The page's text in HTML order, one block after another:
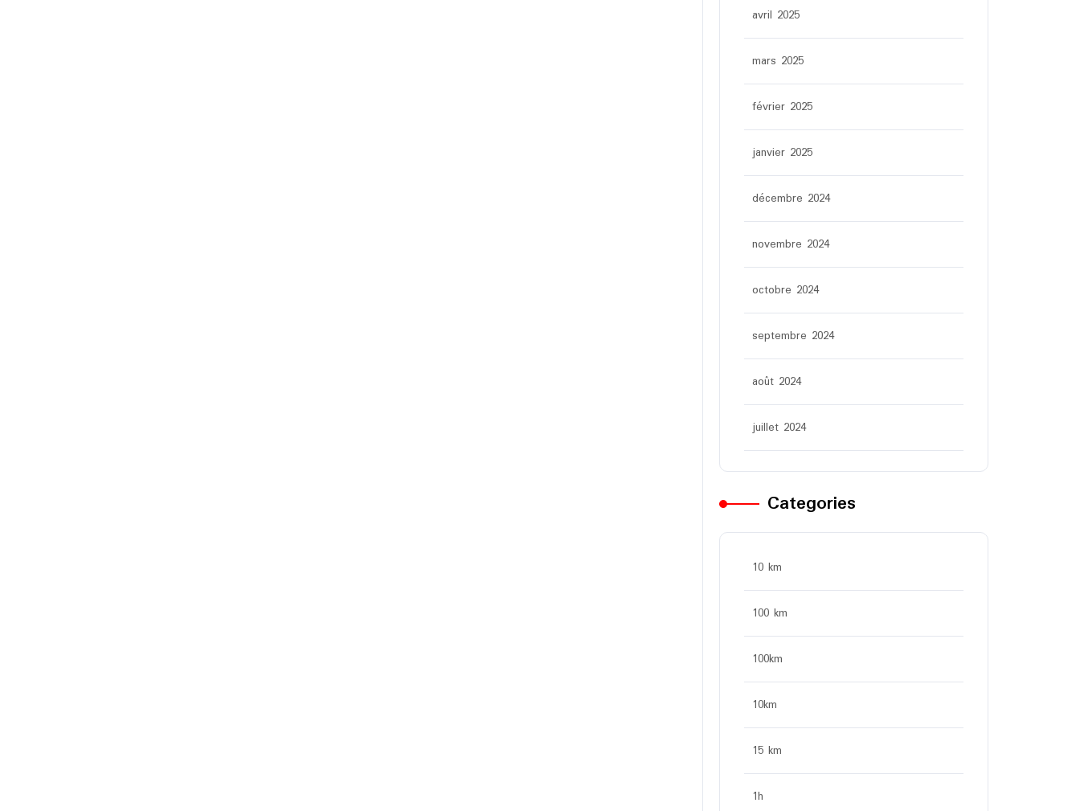
avril 2025
mars 2025
février 2025
janvier 2025
décembre 2024
novembre 2024
octobre 2024
septembre 2024
août 2024
juillet 2024
Categories
10 km
100 km
100km
10km
15 km
1h